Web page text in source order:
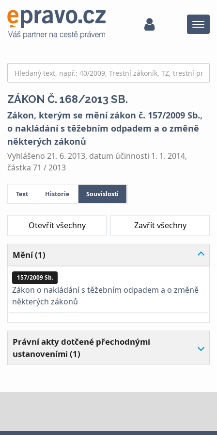
Menu
ZÁKON Č. 168/2013 SB.
Zákon, kterým se mění zákon č. 157/2009 Sb.,
o nakládání s těžebním odpadem a o změně
některých zákonů
Vyhlášeno 21. 6. 2013, datum účinnosti 1. 1. 2014,
částka 71 / 2013
Text Historie Souvislosti
Otevřít všechny Zavřít všechny
Mění (1)
157/2009 Sb.
Zákon o nakládání s těžebním odpadem a o změně
některých zákonů
Právní akty dotčené přechodnými
ustanoveními (1)